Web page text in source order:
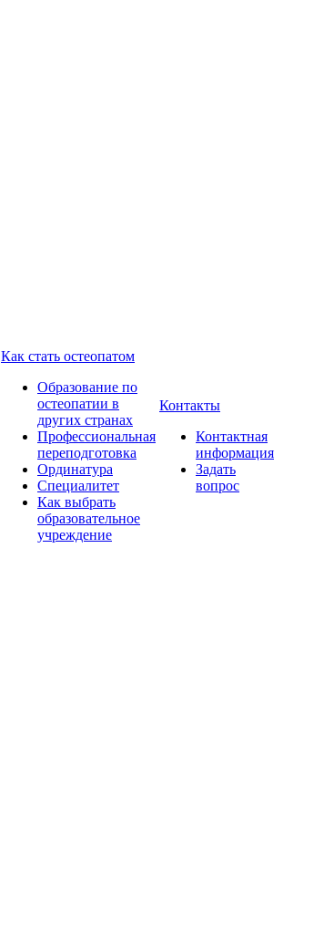
Как стать остеопатом
Образование по
остеопатии в
других странах
Профессиональная
переподготовка
Ординатура
Специалитет
Как выбрать
образовательное
учреждение
Контакты
Контактная
информация
Задать
вопрос